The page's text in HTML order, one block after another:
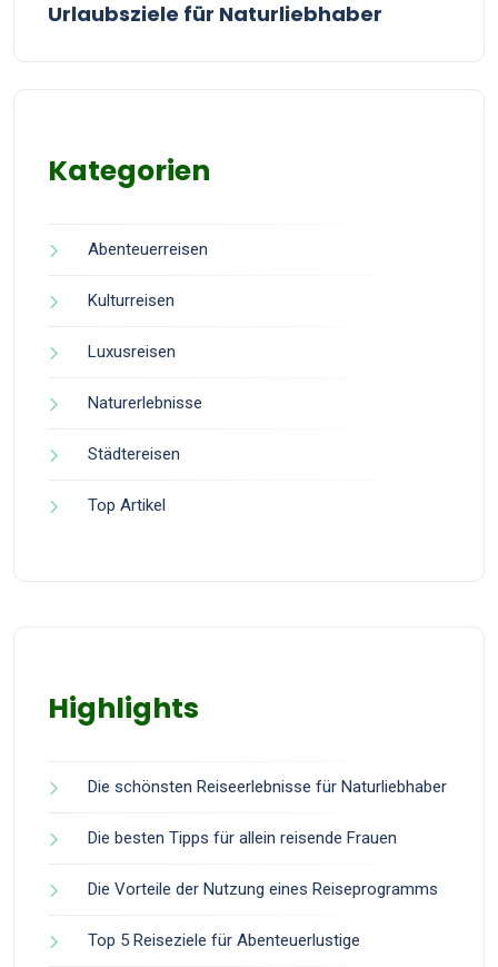
Urlaubsziele für Naturliebhaber
Kategorien
Abenteuerreisen
Kulturreisen
Luxusreisen
Naturerlebnisse
Städtereisen
Top Artikel
Highlights
Die schönsten Reiseerlebnisse für Naturliebhaber
Die besten Tipps für allein reisende Frauen
Die Vorteile der Nutzung eines Reiseprogramms
Top 5 Reiseziele für Abenteuerlustige